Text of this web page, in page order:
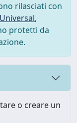
rilasciati con
,
protetti da
o creare un